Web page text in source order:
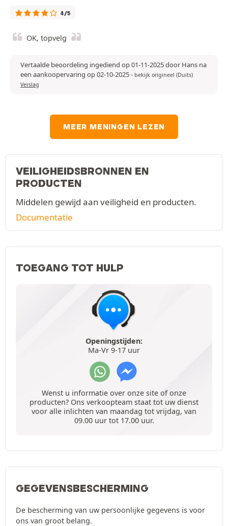
4/5
OK, topvelg
Vertaalde beoordeling ingediend op 01-11-2025 door Hans na
een aankoopervaring op 02-10-2025- bekijk origineel (Duits)
Verslag
MEER MENINGEN LEZEN
VEILIGHEIDSBRONNEN EN
PRODUCTEN
Middelen gewijd aan veiligheid en producten.
Documentatie
TOEGANG TOT HULP
Openingstijden:
Ma-Vr 9-17 uur
Wenst u informatie over onze site of onze
producten? Ons verkoopteam staat tot uw dienst
voor alle inlichten van maandag tot vrijdag, van
09.00 uur tot 17.00 uur.
GEGEVENSBESCHERMING
De bescherming van uw persoonlijke gegevens is voor
ons van groot belang.